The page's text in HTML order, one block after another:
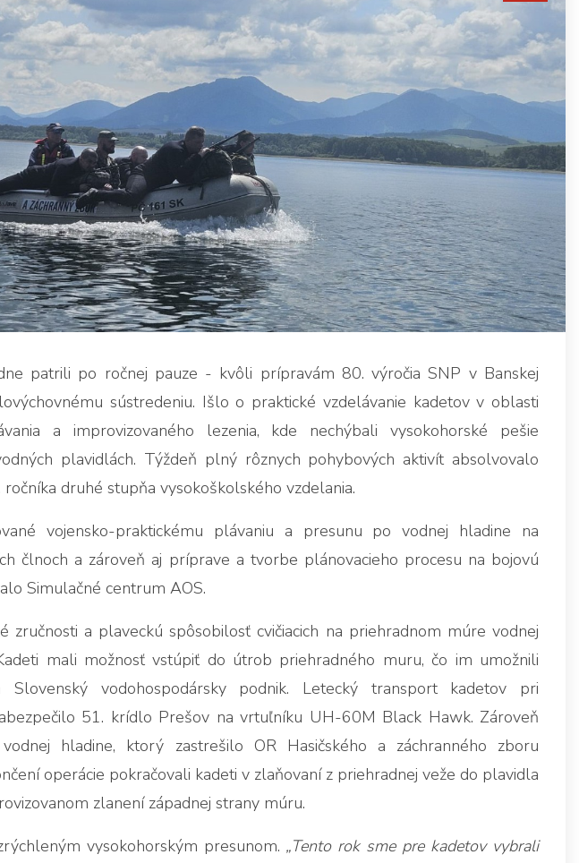
patrili po ročnej pauze - kvôli prípravám 80. výročia SNP v Banskej
sústredeniu. Išlo o praktické vzdelávanie kadetov v oblasti
a improvizovaného lezenia, kde nechýbali vysokohorské pešie
plavidlách. Týždeň plný rôznych pohybových aktivít absolvovalo
druhé stupňa vysokoškolského vzdelania.
vojensko-praktickému plávaniu a presunu po vodnej hladine na
člnoch a zároveň aj príprave a tvorbe plánovacieho procesu na bojovú
Simulačné centrum AOS.
a plaveckú spôsobilosť cvičiacich na priehradnom múre vodnej
mali možnosť vstúpiť do útrob priehradného muru, čo im umožnili
vodohospodársky podnik. Letecký transport kadetov pri
51. krídlo Prešov na vrtuľníku UH-60M Black Hawk. Zároveň
hladine, ktorý zastrešilo OR Hasičského a záchranného zboru
operácie pokračovali kadeti v zlaňovaní z priehradnej veže do plavidla
zlanení západnej strany múru.
vysokohorským presunom. „Tento rok sme pre kadetov vybrali